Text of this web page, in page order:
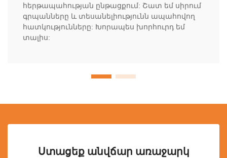
հերթապահության ընթացքում: Շատ եմ սիրում
գրպանները և տեսանելիությունն ապահովող
հատկությունները: Խորապես խորհուրդ եմ
տալիս:
Ստացեք անվճար առաջարկ